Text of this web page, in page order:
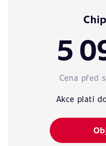
5
Cena před
Akce platí